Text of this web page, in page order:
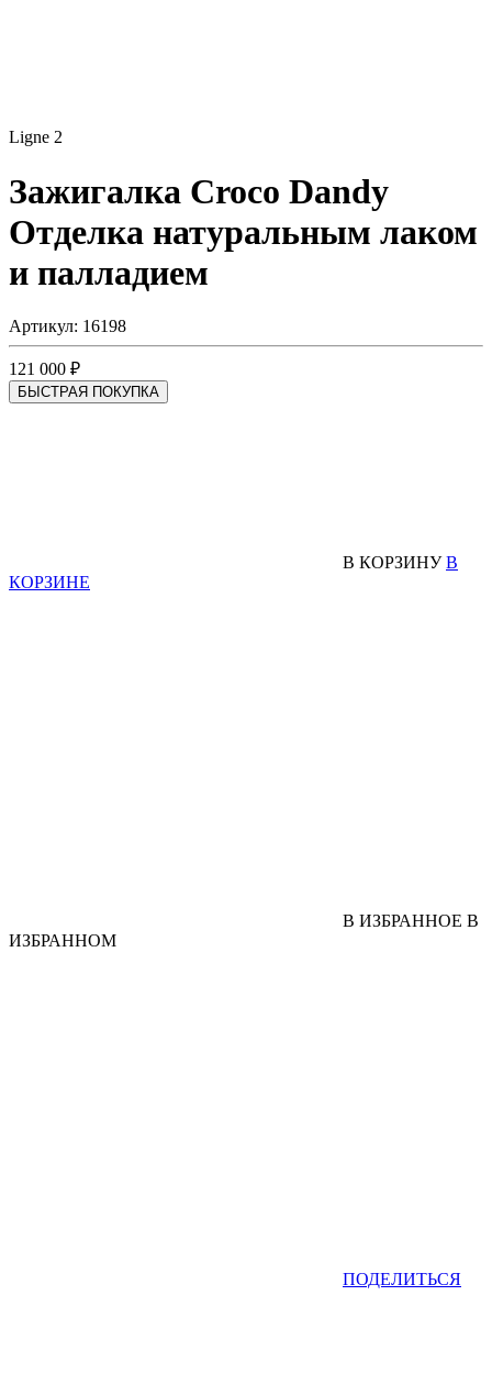
Ligne 2
Зажигалка Croco Dandy
Отделка натуральным лаком
и палладием
Артикул: 16198
121 000 ₽
БЫСТРАЯ ПОКУПКА
В КОРЗИНУ В
КОРЗИНЕ
В ИЗБРАННОЕ В
ИЗБРАННОМ
ПОДЕЛИТЬСЯ